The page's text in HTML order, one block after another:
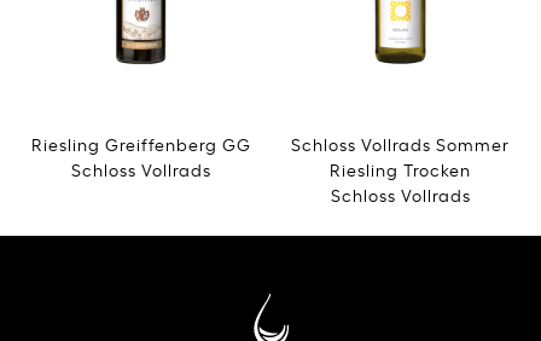
Riesling Greiffenberg GG
Schloss Vollrads
Schloss Vollrads Sommer
Riesling Trocken
Schloss Vollrads